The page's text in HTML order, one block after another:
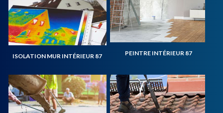
ISOLATION MUR INTÉRIEUR 87 PEINTRE INTÉRIEUR 87